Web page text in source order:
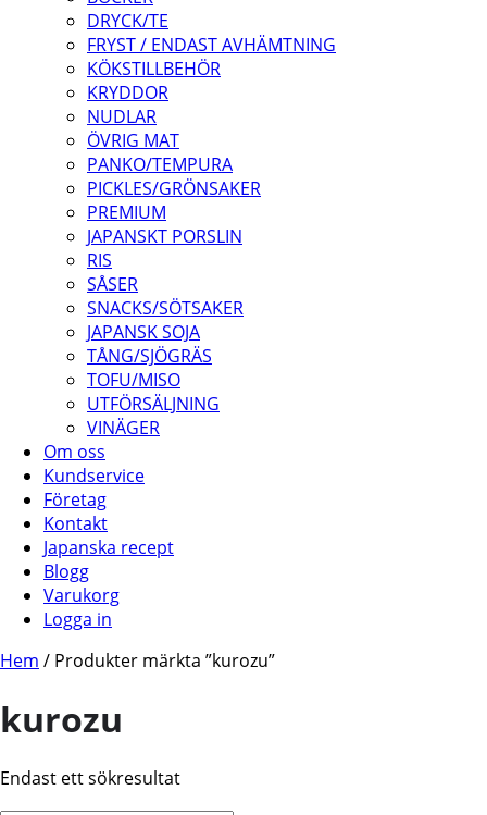
DRYCK/TE
FRYST / ENDAST AVHÄMTNING
KÖKSTILLBEHÖR
KRYDDOR
NUDLAR
ÖVRIG MAT
PANKO/TEMPURA
PICKLES/GRÖNSAKER
PREMIUM
JAPANSKT PORSLIN
RIS
SÅSER
SNACKS/SÖTSAKER
JAPANSK SOJA
TÅNG/SJÖGRÄS
TOFU/MISO
UTFÖRSÄLJNING
VINÄGER
Om oss
Kundservice
Företag
Kontakt
Japanska recept
Blogg
Varukorg
Logga in
Hem / Produkter märkta ”kurozu”
kurozu
Endast ett sökresultat